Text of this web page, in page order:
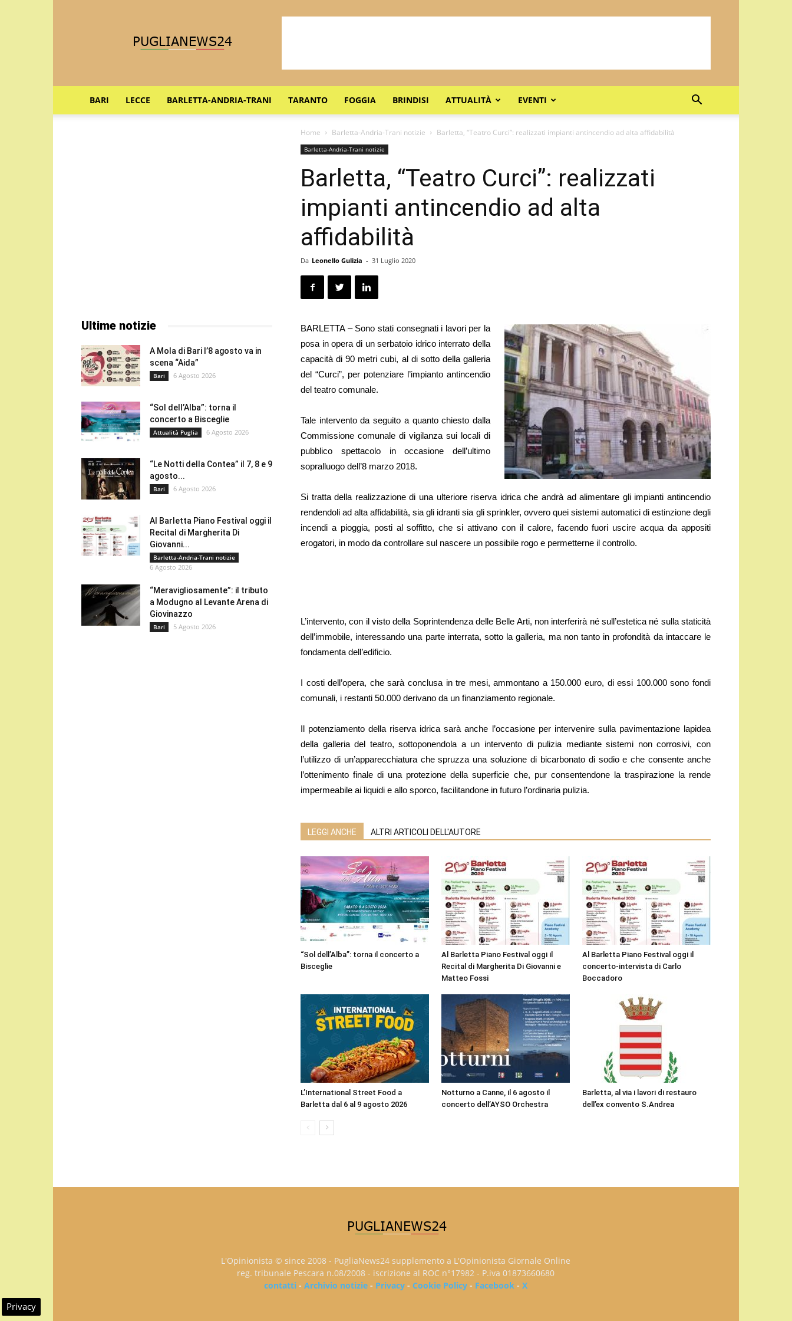
BARI LECCE BARLETTA-ANDRIA-TRANI TARANTO FOGGIA BRINDISI ATTUALITÀ EVENTI
Home Barletta-Andria-Trani notizie Barletta, “Teatro Curci”: realizzati impianti antincendio ad alta affidabilità
Barletta-Andria-Trani notizie
Barletta, “Teatro Curci”: realizzati
impianti antincendio ad alta
affidabilità
Da Leonello Gulizia - 31 Luglio 2020
BARLETTA – Sono stati consegnati i lavori per la
posa in opera di un serbatoio idrico interrato della
capacità di 90 metri cubi, al di sotto della galleria
del “Curci”, per potenziare l’impianto antincendio
del teatro comunale.
Tale intervento da seguito a quanto chiesto dalla
Commissione comunale di vigilanza sui locali di
pubblico spettacolo in occasione dell’ultimo
sopralluogo dell’8 marzo 2018.
Si tratta della realizzazione di una ulteriore riserva idrica che andrà ad alimentare gli impianti antincendio
rendendoli ad alta affidabilità, sia gli idranti sia gli sprinkler, ovvero quei sistemi automatici di estinzione degli
incendi a pioggia, posti al soffitto, che si attivano con il calore, facendo fuori uscire acqua da appositi
erogatori, in modo da controllare sul nascere un possibile rogo e permetterne il controllo.
L’intervento, con il visto della Soprintendenza delle Belle Arti, non interferirà né sull’estetica né sulla staticità
dell’immobile, interessando una parte interrata, sotto la galleria, ma non tanto in profondità da intaccare le
fondamenta dell’edificio.
I costi dell’opera, che sarà conclusa in tre mesi, ammontano a 150.000 euro, di essi 100.000 sono fondi
comunali, i restanti 50.000 derivano da un finanziamento regionale.
Il potenziamento della riserva idrica sarà anche l’occasione per intervenire sulla pavimentazione lapidea
della galleria del teatro, sottoponendola a un intervento di pulizia mediante sistemi non corrosivi, con
l’utilizzo di un’apparecchiatura che spruzza una soluzione di bicarbonato di sodio e che consente anche
l’ottenimento finale di una protezione della superficie che, pur consentendone la traspirazione la rende
impermeabile ai liquidi e allo sporco, facilitandone in futuro l’ordinaria pulizia.
LEGGI ANCHE ALTRI ARTICOLI DELL'AUTORE
“Sol dell’Alba”: torna il concerto a
Bisceglie
Al Barletta Piano Festival oggi il
Recital di Margherita Di Giovanni e
Matteo Fossi
Al Barletta Piano Festival oggi il
concerto-intervista di Carlo
Boccadoro
L’International Street Food a
Barletta dal 6 al 9 agosto 2026
Notturno a Canne, il 6 agosto il
concerto dell’AYSO Orchestra
Barletta, al via i lavori di restauro
dell’ex convento S.Andrea
Ultime notizie
A Mola di Bari l’8 agosto va in
scena “Aida”
Bari 6 Agosto 2026
“Sol dell’Alba”: torna il
concerto a Bisceglie
Attualità Puglia 6 Agosto 2026
“Le Notti della Contea” il 7, 8 e 9
agosto...
Bari 6 Agosto 2026
Al Barletta Piano Festival oggi il
Recital di Margherita Di
Giovanni...
Barletta-Andria-Trani notizie
6 Agosto 2026
“Meravigliosamente”: il tributo
a Modugno al Levante Arena di
Giovinazzo
Bari 5 Agosto 2026
L'Opinionista © since 2008 - PugliaNews24 supplemento a L'Opinionista Giornale Online
reg. tribunale Pescara n.08/2008 - iscrizione al ROC n°17982 - P.iva 01873660680
contatti -Archivio notizie - Privacy - Cookie Policy - Facebook -X
Privacy